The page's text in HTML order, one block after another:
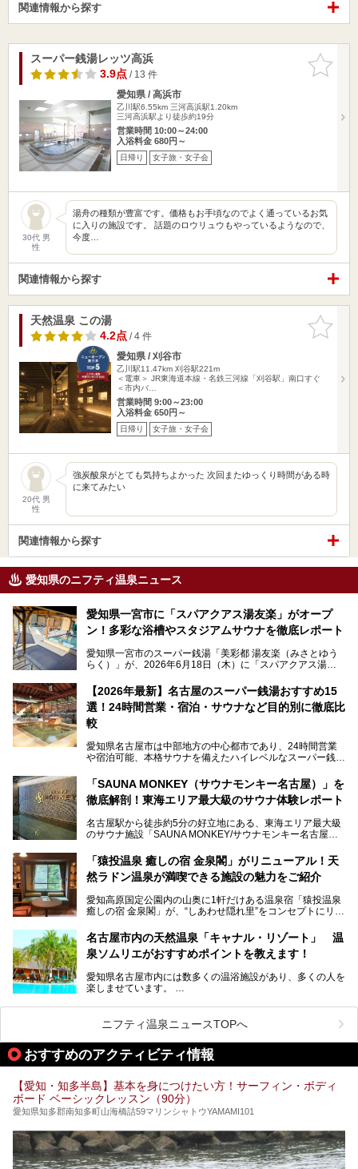
関連情報から探す
お気に入
りに追加
スーパー銭湯レッツ高浜
3.9点/ 13 件
愛知県 / 高浜市
乙川駅6.55km 三河高浜駅1.20km
三河高浜駅より徒歩約19分
営業時間 10:00～24:00
入浴料金 680円～
日帰り 女子旅・女子会
30代 男
性
湯舟の種類が豊富です。価格もお手頃なのでよく通っているお気
に入りの施設です。 話題のロウリュウもやっているようなので、
今度…
関連情報から探す
お気に入
りに追加
天然温泉 この湯
4.2点/ 4 件
愛知県 / 刈谷市
乙川駅11.47km 刈谷駅221m
＜電車＞ JR東海道本線・名鉄三河線「刈谷駅」南口すぐ
＜市内バ…
営業時間 9:00～23:00
入浴料金 650円～
日帰り 女子旅・女子会
20代 男
性
強炭酸泉がとても気持ちよかった 次回またゆっくり時間がある時
に来てみたい
関連情報から探す
愛知県のニフティ温泉ニュース
愛知県一宮市に「スパアクアス湯友楽」がオープ
ン！多彩な浴槽やスタジアムサウナを徹底レポート
愛知県一宮市のスーパー銭湯「美彩都 湯友楽（みさとゆう
らく）」が、2026年6月18日（木）に「スパアクアス湯友
この地で30年にわたり愛され続けてきた施設だからこそ、
地元住民をはじめオープンを待ちわびている人も多いのでは
ないでしょうか。
老朽化した設備の補修を機に、2年前からじっくり構想を練
ってきたというだけあって、館内の充実度は想像以上。
以前の4倍に拡張したという露天エリアや10の浴槽、40人収
容の巨大なスタジアムサウナに、岩盤浴やリラクゼーション
までまるごと楽しめる施設に生まれ変わりました。
今回は、全面リニューアルして新しくなった「スパアクアス
【2026年最新】名古屋のスーパー銭湯おすすめ15
選！24時間営業・宿泊・サウナなど目的別に徹底比
較
愛知県名古屋市は中部地方の中心都市であり、24時間営業
や宿泊可能、本格サウナを備えたハイレベルなスーパー銭湯
そのため、「日々の仕事の疲れを心身ともにリセットした
い」「休日に時間を忘れて1日中ダラダラ過ごしたい」「コ
くある点が魅力です！
お好みの温泉施設を見つけて楽しんでくださいね。
「SAUNA MONKEY（サウナモンキー名古屋）」を
徹底解剖！東海エリア最大級のサウナ体験レポート
名古屋駅から徒歩約5分の好立地にある、東海エリア最大級
のサウナ施設「SAUNA MONKEY/サウナモンキー名古屋」
「名古屋駅周辺ってサウナが少ないよね」という声をよく耳
にするだけあり、アクセスの良さにも胸が高鳴ります。
今回は普段は男性専用となっているパブリックサウナが、女
さっそく取材してきました！
「猿投温泉 癒しの宿 金泉閣」がリニューアル！天
然ラドン温泉が満喫できる施設の魅力をご紹介
愛知高原国定公園内の山奥に1軒だけある温泉宿「猿投温泉
癒しの宿 金泉閣」が、“しあわせ隠れ里”をコンセプトにリニ
天然ラドン温泉が堪能できるお風呂や、新設・改装された客
室、地元の食材と温泉水で作られたお料理……。
ご紹介します。
名古屋市内の天然温泉「キャナル・リゾート」 温
泉ソムリエがおすすめポイントを教えます！
愛知県名古屋市内には数多くの温浴施設があり、多くの人を
楽しませています。
ムリエの目線で紹介していきます！
名古屋市内にはスーパー銭湯や日帰り温泉が多く、「どこに
行こうかな？」と悩んでしまう方も多いと思います。
ぜひこの記事を参考にして「キャナル・リゾート」に出かけ
てみるのはいかがでしょうか？
ニフティ温泉ニュースTOPへ
おすすめのアクティビティ情報
【愛知・知多半島】基本を身につけたい方！サーフィン・ボディ
ボード ベーシックレッスン（90分）
愛知県知多郡南知多町山海橋詰59マリンシャトウYAMAMI101